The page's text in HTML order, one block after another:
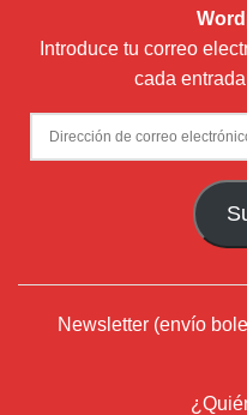
Introduce tu correo
cada
Dirección
de
Newsletter (envío